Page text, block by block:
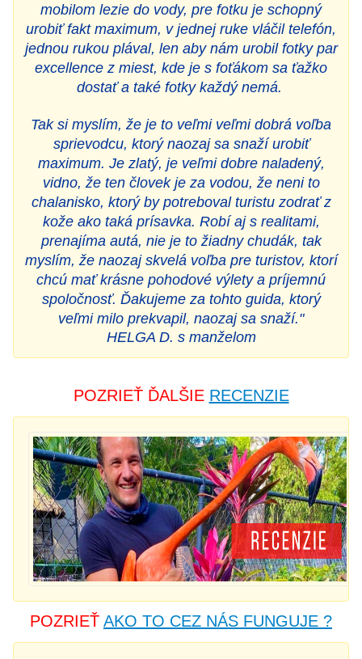
mobilom lezie do vody, pre fotku je schopný
urobiť fakt maximum, v jednej ruke vláčil telefón,
jednou rukou plával, len aby nám urobil fotky par
excellence z miest, kde je s foťákom sa ťažko
dostať a také fotky každý nemá.
Tak si myslím, že je to veľmi veľmi dobrá voľba
sprievodcu, ktorý naozaj sa snaží urobiť
maximum. Je zlatý, je veľmi dobre naladený,
vidno, že ten človek je za vodou, že neni to
chalanisko, ktorý by potreboval turistu zodrať z
kože ako taká prísavka. Robí aj s realitami,
prenajíma autá, nie je to žiadny chudák, tak
myslím, že naozaj skvelá voľba pre turistov, ktorí
chcú mať krásne pohodové výlety a príjemnú
spoločnosť. Ďakujeme za tohto guida, ktorý
veľmi milo prekvapil, naozaj sa snaží."
HELGA D. s manželom
POZRIEŤ ĎALŠIE RECENZIE
POZRIEŤ AKO TO CEZ NÁS FUNGUJE ?